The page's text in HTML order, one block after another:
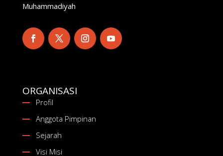
Muhammadiyah
ORGANISASI
Profil
Anggota Pimpinan
Sejarah
Visi Misi